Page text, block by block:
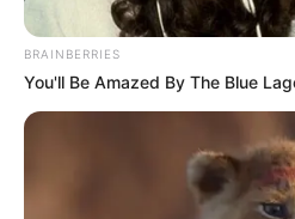
BRAINBERRIES
You'll Be Amazed By The Blue